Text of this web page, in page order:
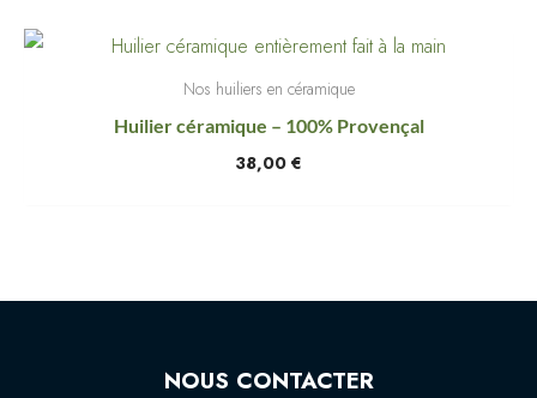
Nos huiliers en céramique
Huilier céramique – 100% Provençal
38,00 €
NOUS CONTACTER